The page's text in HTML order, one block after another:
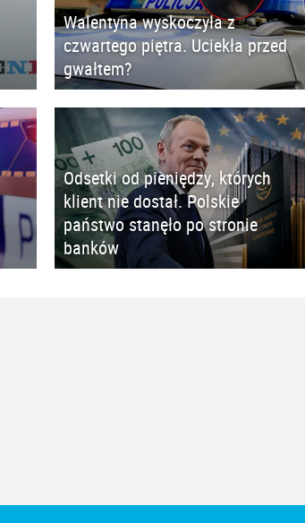
Walentyna wyskoczyła z
czwartego piętra. Uciekła przed
gwałtem?
Odsetki od pieniędzy, których
klient nie dostał. Polskie
państwo stanęło po stronie
banków